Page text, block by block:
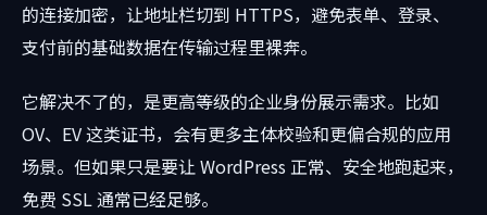
的连接加密，让地址栏切到 HTTPS，避免表单、登录、
支付前的基础数据在传输过程里裸奔。
它解决不了的，是更高等级的企业身份展示需求。比如
OV、EV 这类证书，会有更多主体校验和更偏合规的应用
场景。但如果只是要让 WordPress 正常、安全地跑起来，
免费 SSL 通常已经足够。